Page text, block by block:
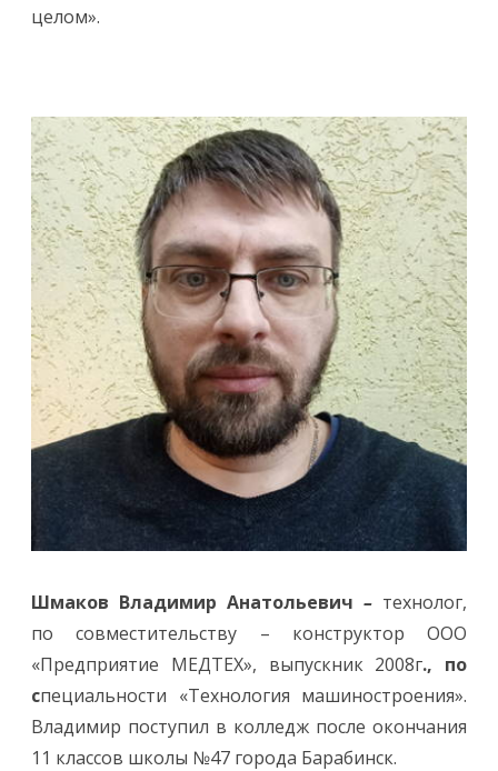
целом».
Шмаков Владимир Анатольевич – технолог,
по совместительству – конструктор ООО
«Предприятие МЕДТЕХ», выпускник 2008г., по
специальности «Технология машиностроения».
Владимир поступил в колледж после окончания
11 классов школы №47 города Барабинск.